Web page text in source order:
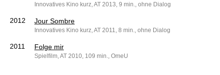
Innovatives Kino kurz, AT 2013, 9 min., ohne Dialog
2012 Jour Sombre
Innovatives Kino kurz, AT 2011, 8 min., ohne Dialog
2011 Folge mir
Spielfilm, AT 2010, 109 min., OmeU